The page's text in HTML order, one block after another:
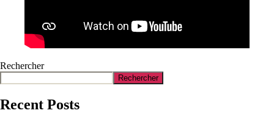
Rechercher
Rechercher
Recent Posts